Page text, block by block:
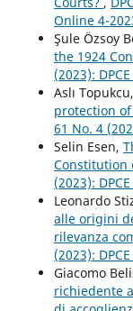
Online 4-
Şule Özsoy
the 1924
(2023):
Aslı Topukcu,
protection
61 No. 4
Selin Esen,
Constitution
(2023):
Leonardo
alle origini
rilevanza
(2023):
Giacomo
richiedente